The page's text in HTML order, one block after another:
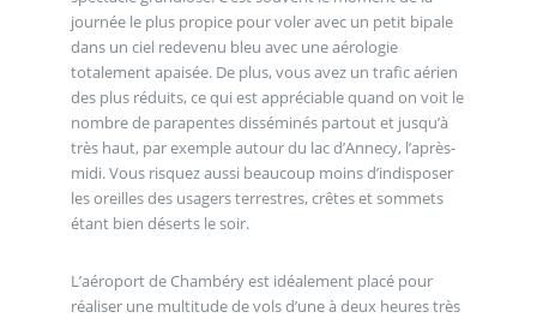
journée le plus propice pour voler avec un petit bipale
dans un ciel redevenu bleu avec une aérologie
totalement apaisée. De plus, vous avez un trafic aérien
des plus réduits, ce qui est appréciable quand on voit le
nombre de parapentes disséminés partout et jusqu’à
très haut, par exemple autour du lac d’Annecy, l’après-
midi. Vous risquez aussi beaucoup moins d’indisposer
les oreilles des usagers terrestres, crêtes et sommets
étant bien déserts le soir.
L’aéroport de Chambéry est idéalement placé pour
réaliser une multitude de vols d’une à deux heures très